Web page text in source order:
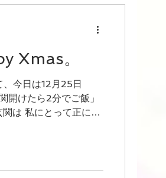
Xmas。
けたら2分でご飯」